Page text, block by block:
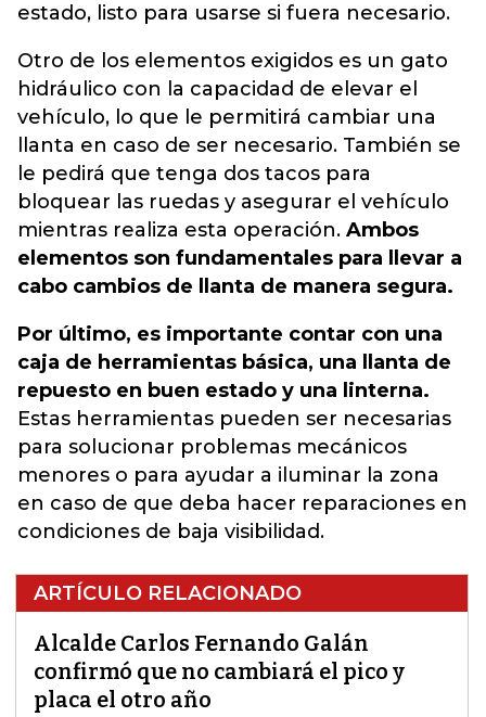
estado, listo para usarse si fuera necesario.
Otro de los elementos exigidos es un gato
hidráulico con la capacidad de elevar el
vehículo, lo que le permitirá cambiar una
llanta en caso de ser necesario. También se
le pedirá que tenga dos tacos para
bloquear las ruedas y asegurar el vehículo
mientras realiza esta operación. Ambos
elementos son fundamentales para llevar a
cabo cambios de llanta de manera segura.
Por último, es importante contar con una
caja de herramientas básica, una llanta de
repuesto en buen estado y una linterna.
Estas herramientas pueden ser necesarias
para solucionar problemas mecánicos
menores o para ayudar a iluminar la zona
en caso de que deba hacer reparaciones en
condiciones de baja visibilidad.
ARTÍCULO RELACIONADO
Alcalde Carlos Fernando Galán
confirmó que no cambiará el pico y
placa el otro año